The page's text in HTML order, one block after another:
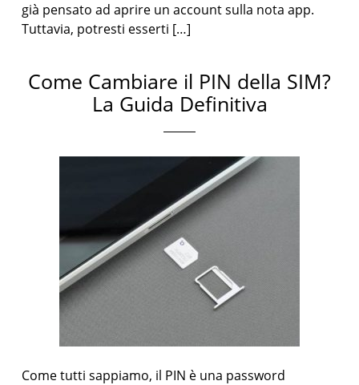
già pensato ad aprire un account sulla nota app.
Tuttavia, potresti esserti […]
Come Cambiare il PIN della SIM?
La Guida Definitiva
Come tutti sappiamo, il PIN è una password